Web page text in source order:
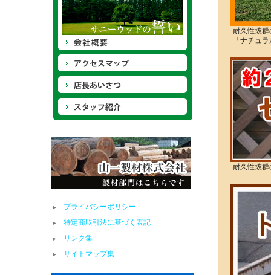
耐久性抜
「ナチュ
耐久性抜
プライバシーポリシー
特定商取引法に基づく表記
リンク集
サイトマップ集